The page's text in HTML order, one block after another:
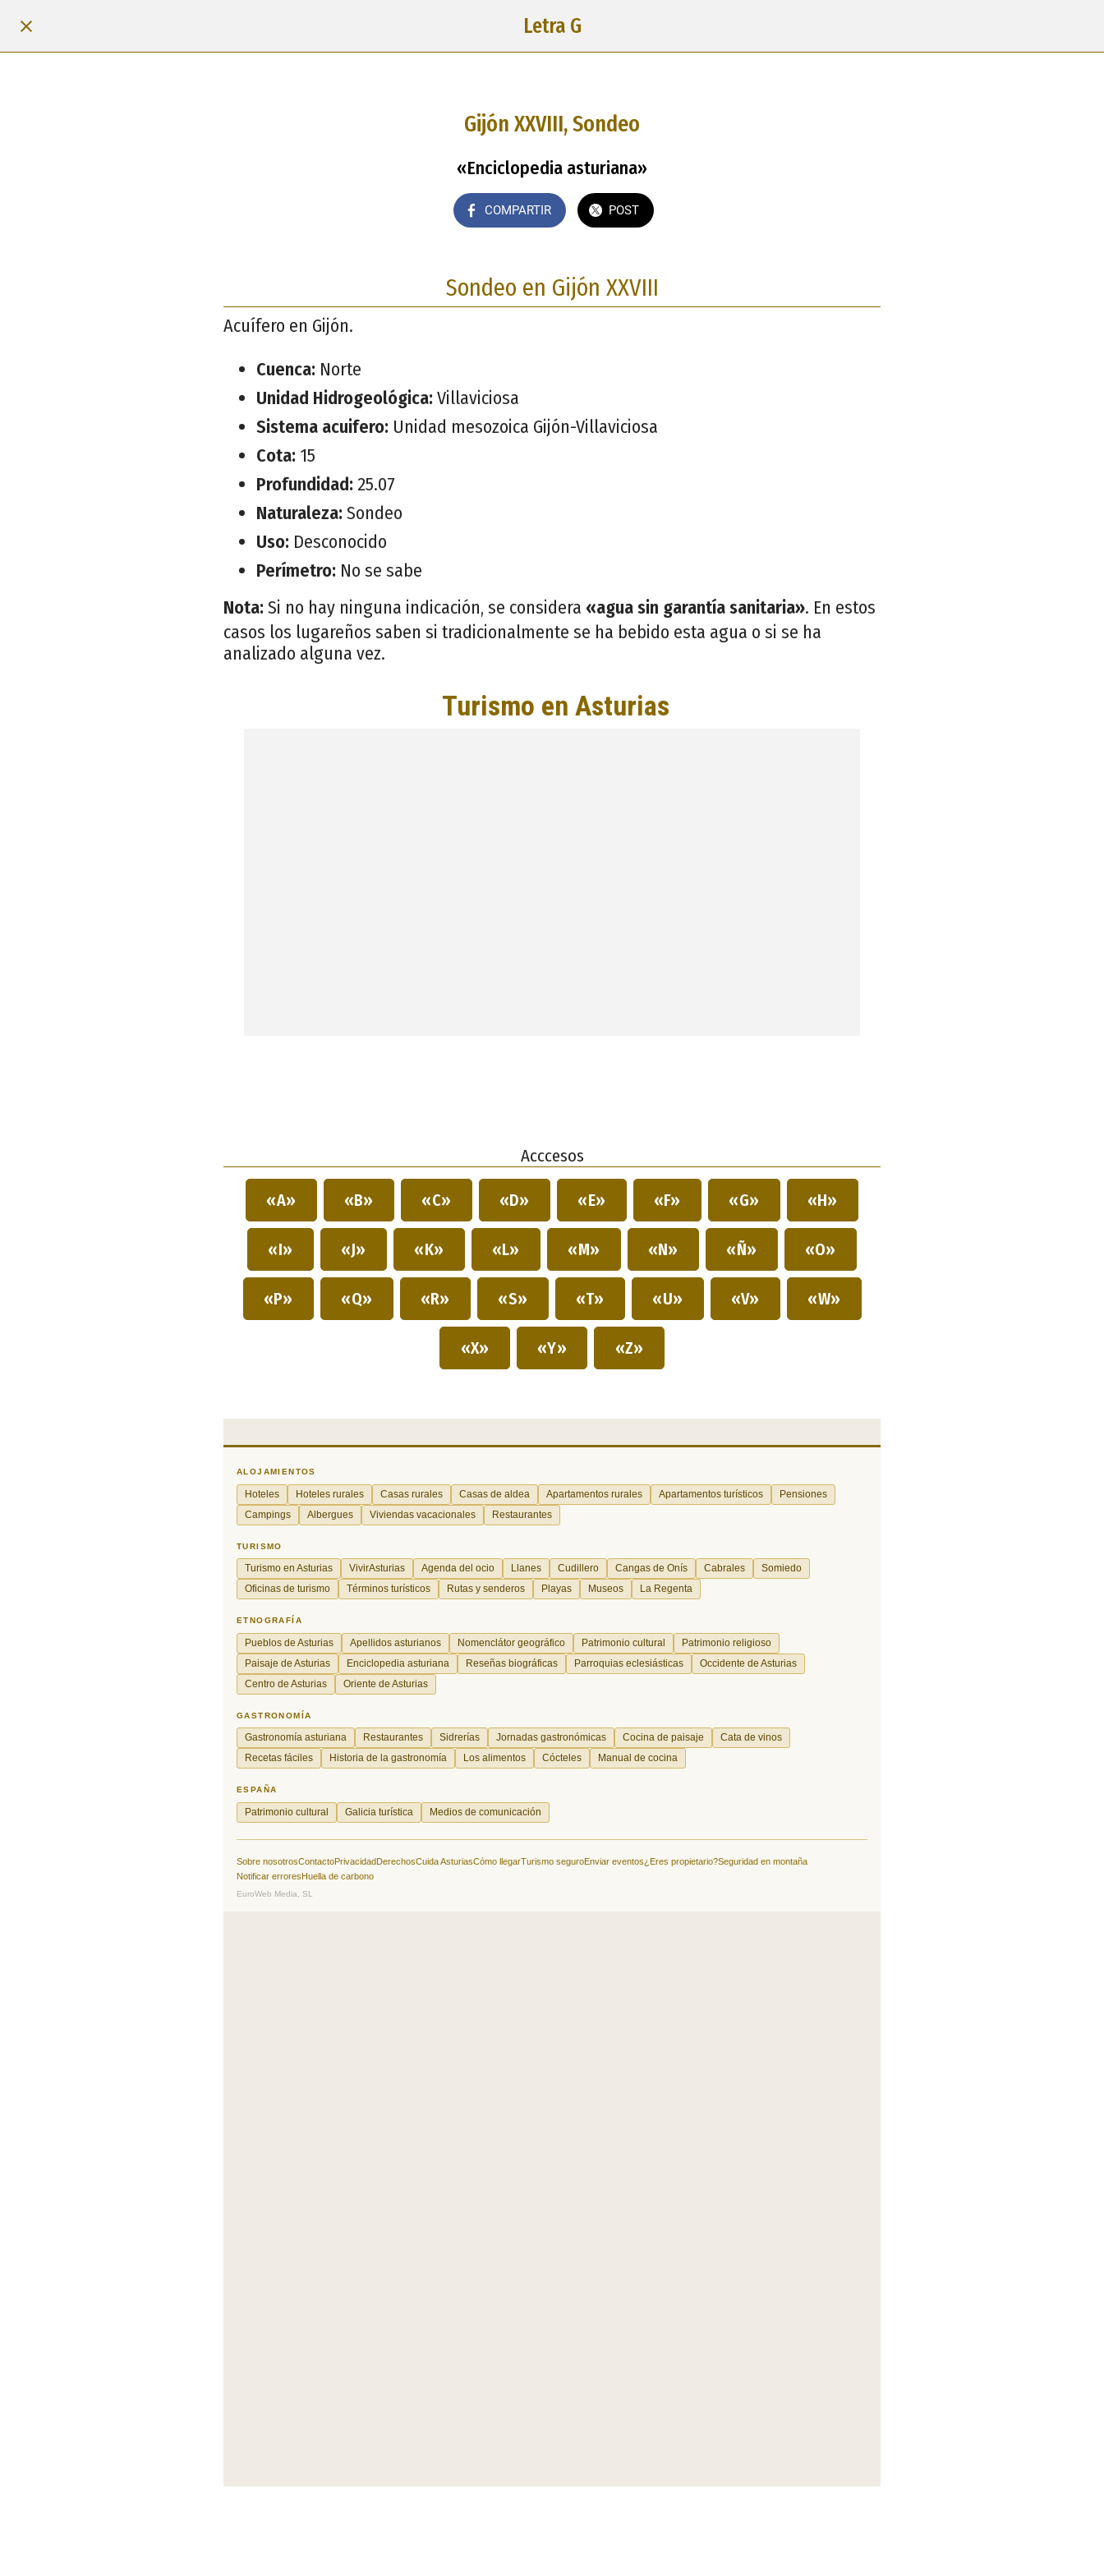
Letra G
Gijón XXVIII, Sondeo
«Enciclopedia asturiana»
COMPARTIR POST
Sondeo en Gijón XXVIII
Acuífero en Gijón.
Cuenca: Norte
Unidad Hidrogeológica: Villaviciosa
Sistema acuifero: Unidad mesozoica Gijón-Villaviciosa
Cota: 15
Profundidad: 25.07
Naturaleza: Sondeo
Uso: Desconocido
Perímetro: No se sabe
Nota: Si no hay ninguna indicación, se considera «agua sin garantía sanitaria». En estos
casos los lugareños saben si tradicionalmente se ha bebido esta agua o si se ha
analizado alguna vez.
Acccesos
«A» «B» «C» «D» «E» «F» «G» «H»
«I» «J» «K» «L» «M» «N» «Ñ» «O»
«P» «Q» «R» «S» «T» «U» «V» «W»
«X» «Y» «Z»